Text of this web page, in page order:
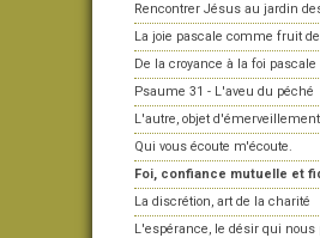
Rencontrer Jésus au jardin
La joie pascale comme fruit
De la croyance à la foi pascale
Psaume 31 - L'aveu du péché
L'autre, objet
Qui vous écoute m'écoute.
Foi, confiance mutuelle et
La discrétion, art de la charité
L'espérance, le désir qui